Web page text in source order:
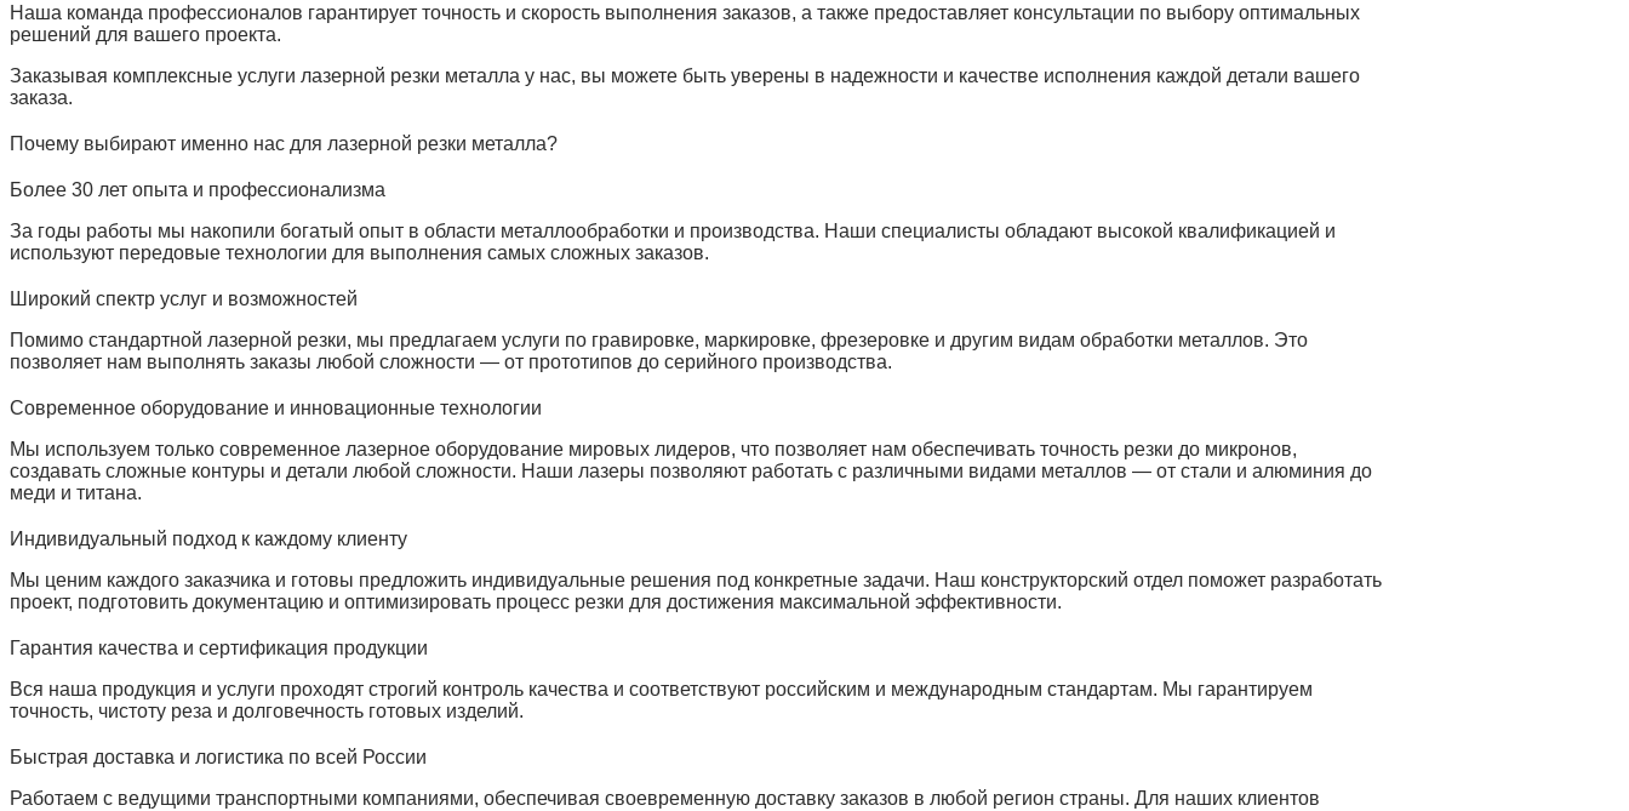
Наша команда профессионалов гарантирует точность и скорость выполнения заказов, а также предоставляет консультации по выбору оптимальных
решений для вашего проекта.
Заказывая комплексные услуги лазерной резки металла у нас, вы можете быть уверены в надежности и качестве исполнения каждой детали вашего
заказа.
Почему выбирают именно нас для лазерной резки металла?
Более 30 лет опыта и профессионализма
За годы работы мы накопили богатый опыт в области металлообработки и производства. Наши специалисты обладают высокой квалификацией и
используют передовые технологии для выполнения самых сложных заказов.
Широкий спектр услуг и возможностей
Помимо стандартной лазерной резки, мы предлагаем услуги по гравировке, маркировке, фрезеровке и другим видам обработки металлов. Это
позволяет нам выполнять заказы любой сложности — от прототипов до серийного производства.
Современное оборудование и инновационные технологии
Мы используем только современное лазерное оборудование мировых лидеров, что позволяет нам обеспечивать точность резки до микронов,
создавать сложные контуры и детали любой сложности. Наши лазеры позволяют работать с различными видами металлов — от стали и алюминия до
меди и титана.
Индивидуальный подход к каждому клиенту
Мы ценим каждого заказчика и готовы предложить индивидуальные решения под конкретные задачи. Наш конструкторский отдел поможет разработать
проект, подготовить документацию и оптимизировать процесс резки для достижения максимальной эффективности.
Гарантия качества и сертификация продукции
Вся наша продукция и услуги проходят строгий контроль качества и соответствуют российским и международным стандартам. Мы гарантируем
точность, чистоту реза и долговечность готовых изделий.
Быстрая доставка и логистика по всей России
Работаем с ведущими транспортными компаниями, обеспечивая своевременную доставку заказов в любой регион страны. Для наших клиентов